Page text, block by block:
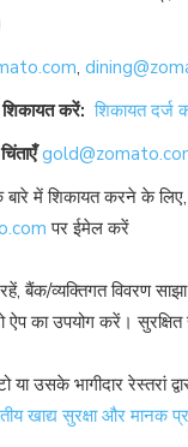
,
करें: शिकायत दर्ज
में शिकायत करने के लिए,
पर ईमेल करें
बैंक/व्यक्तिगत विवरण
का उपयोग करें। सुरक्षित
उसके भागीदार रेस्तरां
खाद्य सुरक्षा और मानक